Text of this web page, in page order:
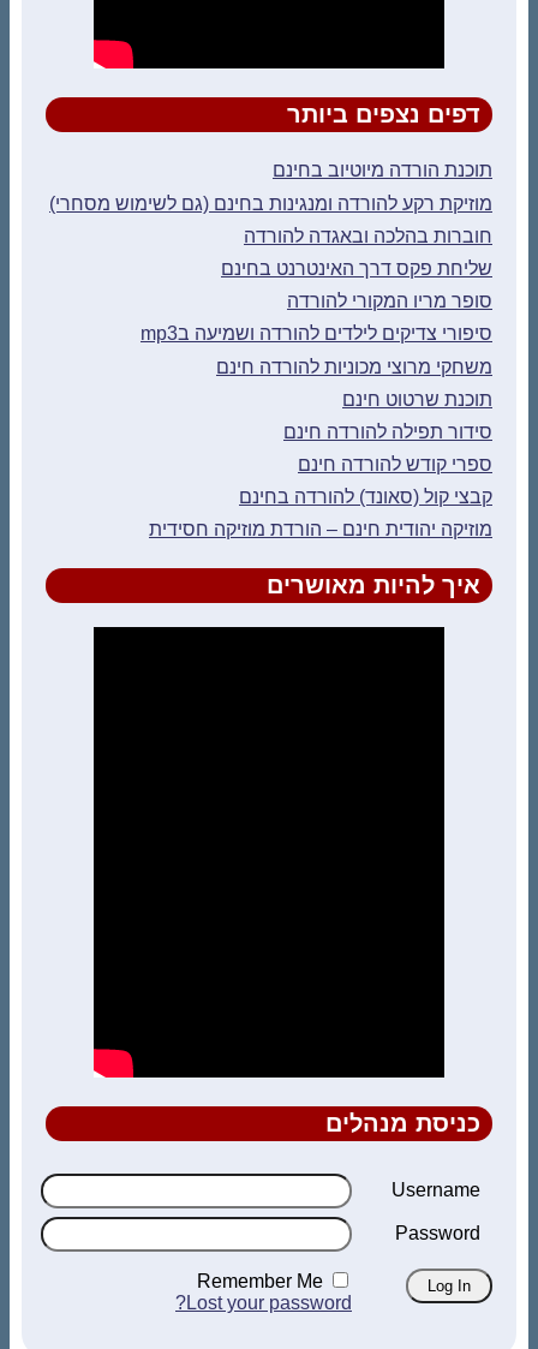
דפים נצפים ביותר
תוכנת הורדה מיוטיוב בחינם
מוזיקת רקע להורדה ומנגינות בחינם (גם לשימוש מסחרי)
חוברות בהלכה ובאגדה להורדה
שליחת פקס דרך האינטרנט בחינם
סופר מריו המקורי להורדה
סיפורי צדיקים לילדים להורדה ושמיעה בmp3
משחקי מרוצי מכוניות להורדה חינם
תוכנת שרטוט חינם
סידור תפילה להורדה חינם
ספרי קודש להורדה חינם
קבצי קול (סאונד) להורדה בחינם
מוזיקה יהודית חינם – הורדת מוזיקה חסידית
איך להיות מאושרים
כניסת מנהלים
Username
Password
Remember Me
Lost your password?